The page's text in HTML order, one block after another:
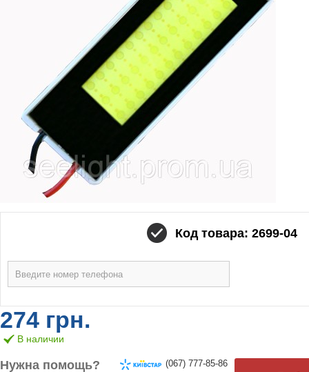
Код товара: 2699-04
274 грн.
В наличии
Нужна помощь? (067) 777-85-86